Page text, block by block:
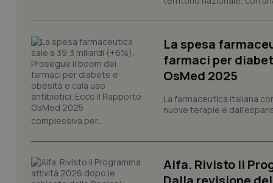
La spesa
farmaci per
OsMed 2025
La farmaceutica italiana
nuove terapie e
complessiva per...
Aifa. Rivisto il
tracking-sites-
tracking-enable
session-id